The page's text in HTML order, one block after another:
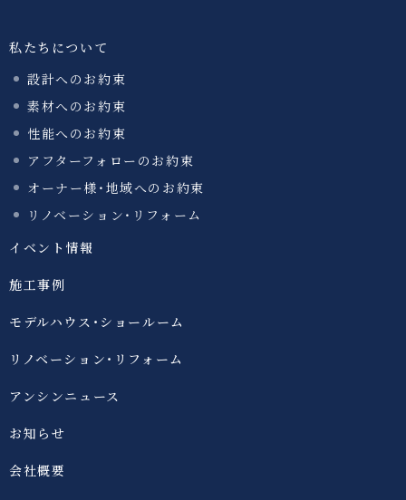
私たちについて
設計へのお約束
素材へのお約束
性能へのお約束
アフターフォローのお約束
オーナー様・地域へのお約束
リノベーション・リフォーム
イベント情報
施工事例
モデルハウス・ショールーム
リノベーション・リフォーム
アンシンニュース
お知らせ
会社概要